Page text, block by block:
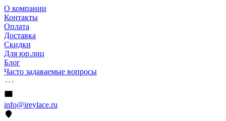
О компании
Контакты
Оплата
Доставка
Скидки
Для юр.лиц
Блог
Часто задаваемые вопросы
info@ireylace.ru